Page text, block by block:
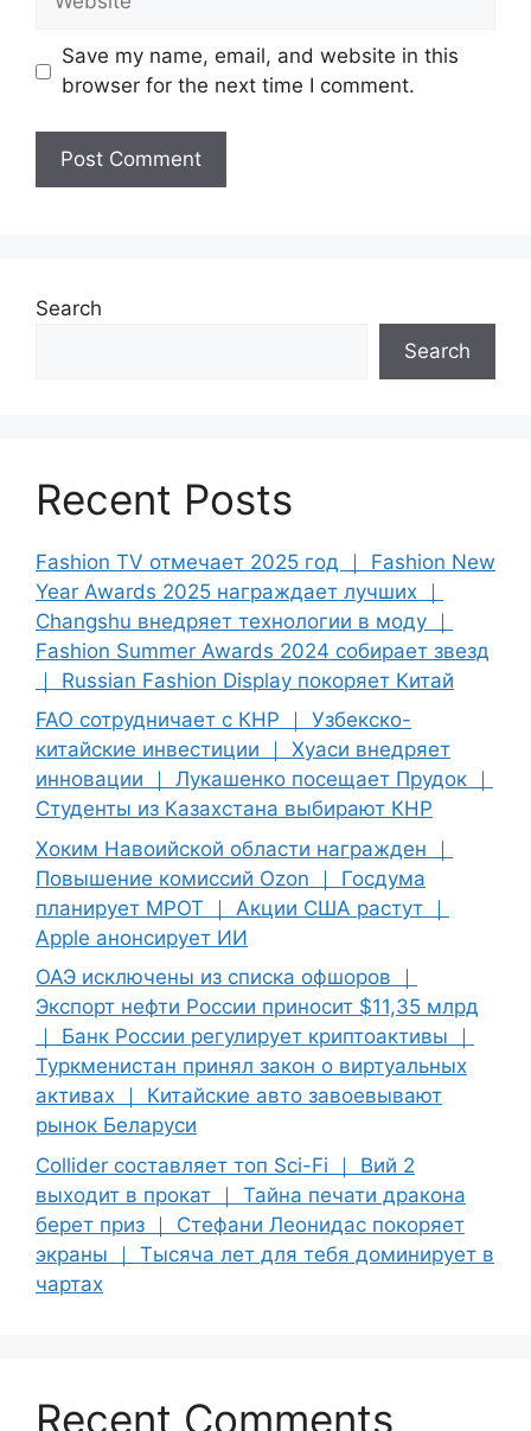
Save my name, email, and website in this
browser for the next time I comment.
Search
Search
Recent Posts
Fashion TV отмечает 2025 год ｜ Fashion New
Year Awards 2025 награждает лучших ｜
Changshu внедряет технологии в моду ｜
Fashion Summer Awards 2024 собирает звезд
｜ Russian Fashion Display покоряет Китай
FAO сотрудничает с КНР ｜ Узбекско-
китайские инвестиции ｜ Хуаси внедряет
инновации ｜ Лукашенко посещает Прудок ｜
Студенты из Казахстана выбирают КНР
Хоким Навоийской области награжден ｜
Повышение комиссий Ozon ｜ Госдума
планирует МРОТ ｜ Акции США растут ｜
Apple анонсирует ИИ
ОАЭ исключены из списка офшоров ｜
Экспорт нефти России приносит $11,35 млрд
｜ Банк России регулирует криптоактивы ｜
Туркменистан принял закон о виртуальных
активах ｜ Китайские авто завоевывают
рынок Беларуси
Collider составляет топ Sci-Fi ｜ Вий 2
выходит в прокат ｜ Тайна печати дракона
берет приз ｜ Стефани Леонидас покоряет
экраны ｜ Тысяча лет для тебя доминирует в
чартах
Recent Comments